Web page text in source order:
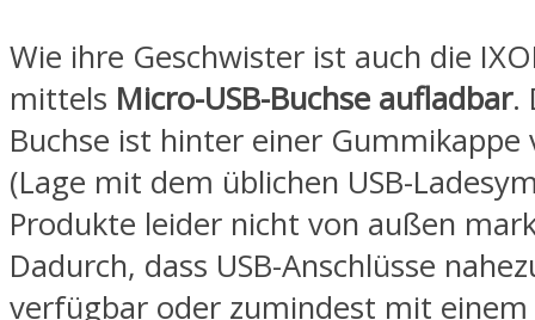
Wie ihre Geschwister ist auch die
mittels Micro-USB-Buchse aufladbar.
Buchse ist hinter einer Gummikappe
(Lage mit dem üblichen USB-
Produkte leider nicht von außen
Dadurch, dass USB-Anschlüsse
verfügbar oder zumindest mit einem